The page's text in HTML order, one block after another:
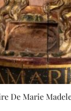
De Marie